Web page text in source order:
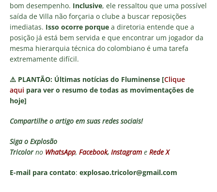
bom desempenho. Inclusive, ele ressaltou que uma possível
saída de Villa não forçaria o clube a buscar reposições
imediatas. Isso ocorre porque a diretoria entende que a
posição já está bem servida e que encontrar um jogador da
mesma hierarquia técnica do colombiano é uma tarefa
extremamente difícil.
⚠️ PLANTÃO: Últimas notícias do Fluminense [Clique
aqui para ver o resumo de todas as movimentações de
hoje]
Compartilhe o artigo em suas redes sociais!
Siga o Explosão
Tricolorno WhatsApp, Facebook, Instagram e Rede X
E-mail para contato: explosao.tricolor@gmail.com